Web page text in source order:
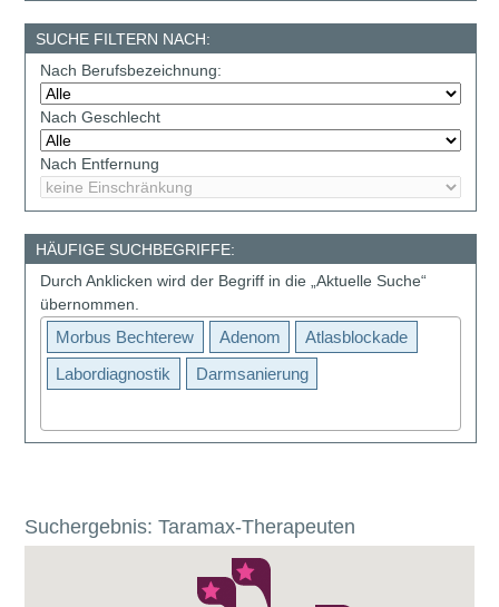
SUCHE FILTERN NACH:
Nach Berufsbezeichnung:
Nach Geschlecht
Nach Entfernung
HÄUFIGE SUCHBEGRIFFE:
Durch Anklicken wird der Begriff in die „Aktuelle Suche“
übernommen.
Morbus Bechterew Adenom
Atlasblockade
Labordiagnostik
Darmsanierung
Suchergebnis: Taramax-Therapeuten